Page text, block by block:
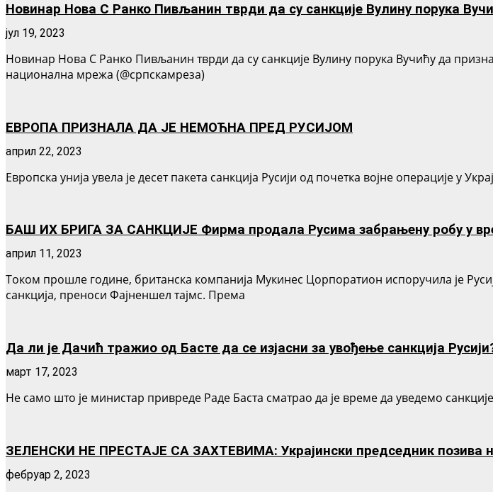
Новинар Нова С Ранко Пивљанин тврди да су санкције Вулину порука
јул 19, 2023
Новинар Нова С Ранко Пивљанин тврди да су санкције Вулину порука Вучићу да
национална мрежа (@српскамреза)
ЕВРОПА ПРИЗНАЛА ДА ЈЕ НЕМОЋНА ПРЕД РУСИЈОМ
април 22, 2023
Европска унија увела је десет пакета санкција Русији од почетка војне операције у
БАШ ИХ БРИГА ЗА САНКЦИЈЕ Фирма продала Русима забрањену робу у
април 11, 2023
Током прошле године, британска компанија Мyкинес Цорпоратион испоручила је
санкција, преноси Фајненшел тајмс. Према
Да ли је Дачић тражио од Басте да се изјасни за увођење санкција
март 17, 2023
Не само што је министар привреде Раде Баста сматрао да је време да уведемо
ЗЕЛЕНСКИ НЕ ПРЕСТАЈЕ СА ЗАХТЕВИМА: Украјински председник позива
фебруар 2, 2023